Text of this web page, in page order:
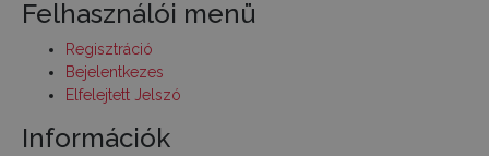
Felhasználói menü
Regisztráció
Bejelentkezes
Elfelejtett Jelszó
Információk